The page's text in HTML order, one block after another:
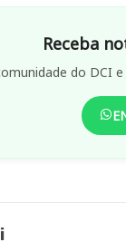
Receba
do DCI